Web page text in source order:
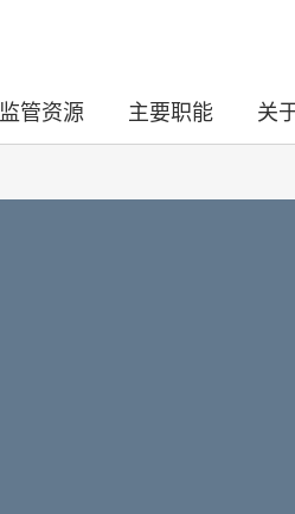
监管资源 主要职能 关